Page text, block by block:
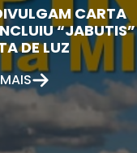
CARTA
“JABUTIS”
DE LUZ